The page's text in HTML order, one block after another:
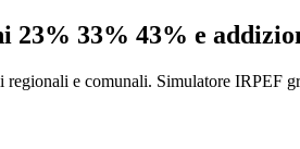
23% 33% 43% e
e comunali. Simulatore IRPEF